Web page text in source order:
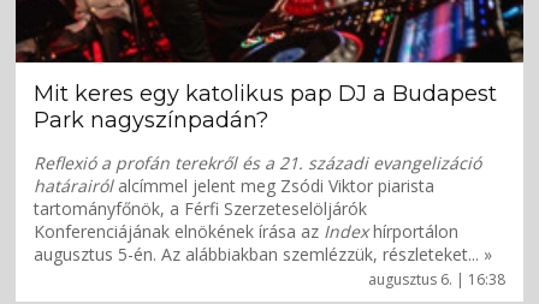
augusztus 6. | 16:38
Mit keres egy katolikus pap DJ a Budapest
Park nagyszínpadán?
Reflexió a profán terekről és a 21. századi evangelizáció
határairólalcímmel jelent meg Zsódi Viktor piarista
tartományfőnök, a Férfi Szerzeteselöljárók
Konferenciájának elnökének írása az Indexhírportálon
augusztus 5-én. Az alábbiakban szemlézzük, részleteket... »